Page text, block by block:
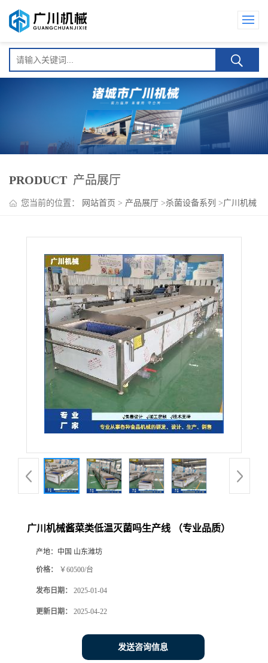
PRODUCT 产品展厅
您当前的位置： 网站首页 > 产品展厅 >杀菌设备系列 >广川机械
广川机械酱菜类低温灭菌吗生产线 （专业品质）
产地： 中国 山东潍坊
价格： ￥60500/台
发布日期： 2025-01-04
更新日期： 2025-04-22
发送咨询信息